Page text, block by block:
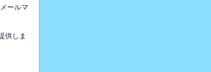
ールマ
供しま